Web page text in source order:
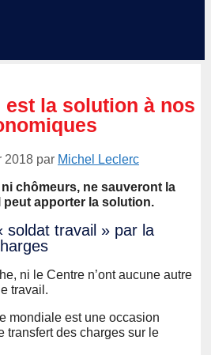
la solution à nos
2018 par Michel Leclerc
chômeurs, ne sauveront la
peut apporter la solution.
soldat travail » par la
ni le Centre n’ont aucune autre
travail.
mondiale est une occasion
transfert des charges sur le